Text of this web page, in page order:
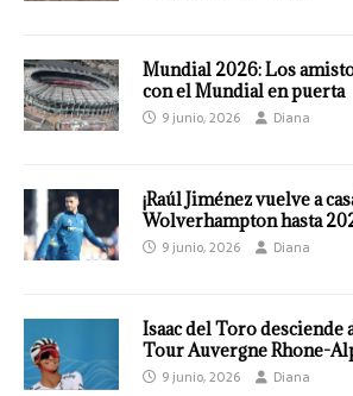
Mundial 2026: Los
con el Mundial en puerta
9 junio, 2026 Diana
¡Raúl Jiménez vuelve a
Wolverhampton hasta
9 junio, 2026 Diana
Isaac del Toro desciende
Tour Auvergne Rhone-
9 junio, 2026 Diana